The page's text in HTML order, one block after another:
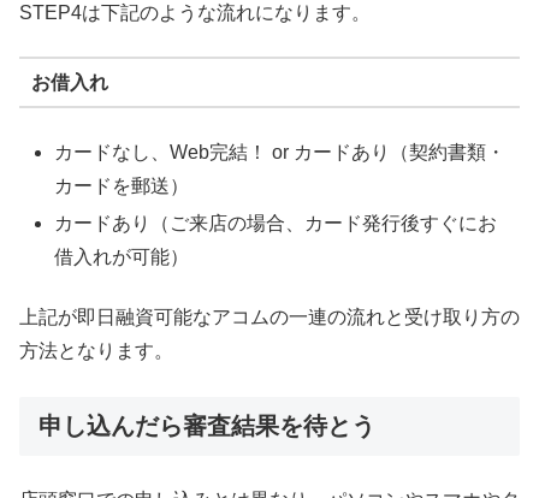
STEP4は下記のような流れになります。
お借入れ
カードなし、Web完結！ or カードあり（契約書類・
カードを郵送）
カードあり（ご来店の場合、カード発行後すぐにお
借入れが可能）
上記が即日融資可能なアコムの一連の流れと受け取り方の
方法となります。
申し込んだら審査結果を待とう